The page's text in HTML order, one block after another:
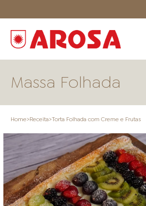
ONDE COMPRAR LOJAS AROSA
Massa Folhada
Home>Receita>Torta Folhada com Creme e Frutas